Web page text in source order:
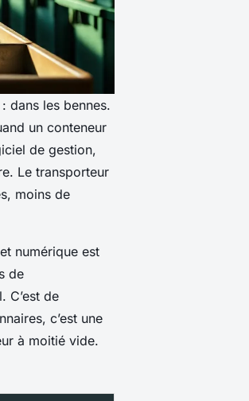
dans les bennes.
un conteneur
de gestion,
Le transporteur
moins de
numérique est
de
C’est de
c’est une
à moitié vide.